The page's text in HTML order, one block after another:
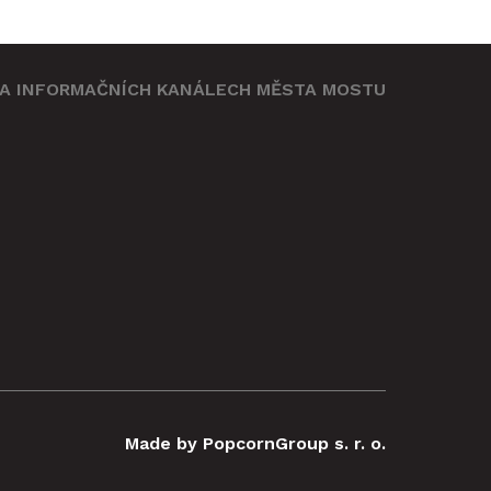
INFORMAČNÍCH KANÁLECH MĚSTA MOSTU
Made by PopcornGroup s. r. o.